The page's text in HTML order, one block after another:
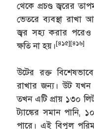
থেকে প্রচণ্ড জ্বরের
ভেতরে ব্যবস্থা রাখা
জ্বর সহ্য করার
ক্ষতি না হয়।[৪১৫][৪১৬]
উটের রক্ত
রাখার জন্য। উট
তখন এটি প্রায় ১৩০
ট্যাঙ্কের সমান পানি,
পারে। এই বিপুল